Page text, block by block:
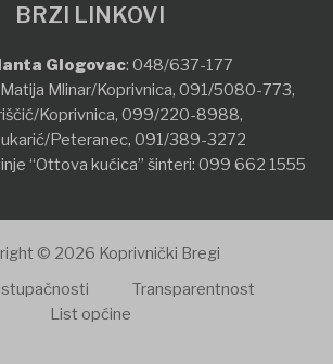
BRZI LINKOVI
Glogovac: 048/637-177
Mlinar/Koprivnica, 091/5080-773,
Koprivnica, 099/220-8988,
Peteranec, 091/389-3272
“Ottova kućica” šinteri: 099 662 1555
© 2026 Koprivnički Bregi
Transparentnost
List općine